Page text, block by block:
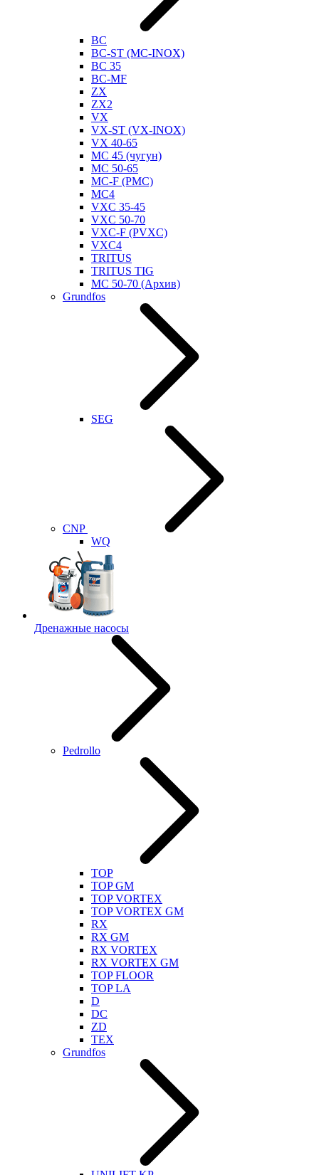
BC
BC-ST (MC-INOX)
BC 35
BC-MF
ZX
ZX2
VX
VX-ST (VX-INOX)
VX 40-65
MC 45 (чугун)
MC 50-65
MC-F (PMC)
MC4
VXC 35-45
VXC 50-70
VXC-F (PVXC)
VXC4
TRITUS
TRITUS TIG
MC 50-70 (Архив)
Grundfos
SEG
CNP
WQ
Дренажные насосы
Pedrollo
TOP
TOP GM
TOP VORTEX
TOP VORTEX GM
RX
RX GM
RX VORTEX
RX VORTEX GM
TOP FLOOR
TOP LA
D
DC
ZD
TEX
Grundfos